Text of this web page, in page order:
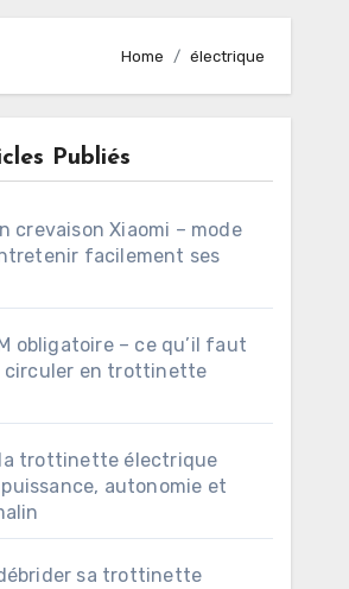
Home électrique
Publiés
crevaison Xiaomi – mode
facilement ses
obligatoire – ce qu’il faut
circuler en trottinette
trottinette électrique
puissance, autonomie et
sa trottinette